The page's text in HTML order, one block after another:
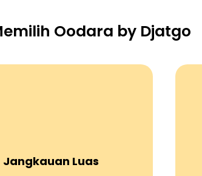
Oodara by Djatgo
Jangkauan Luas